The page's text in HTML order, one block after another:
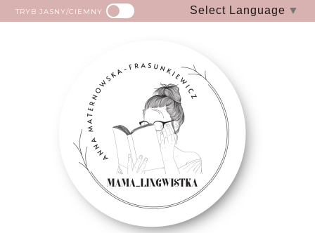
TRYB JASNY/CIEMNY Select Language ▼